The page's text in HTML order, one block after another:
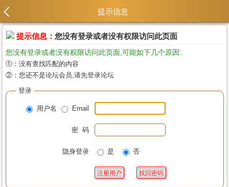
提示信息
提示信息： 您没有登录或者没有权限访问此页面
您没有登录或者没有权限访问此页面,可能如下几个原因:
①：没有查找匹配的内容
②：您还不是论坛会员,请先登录论坛
登录
用户名 Email
密 码
隐身登录 是 否